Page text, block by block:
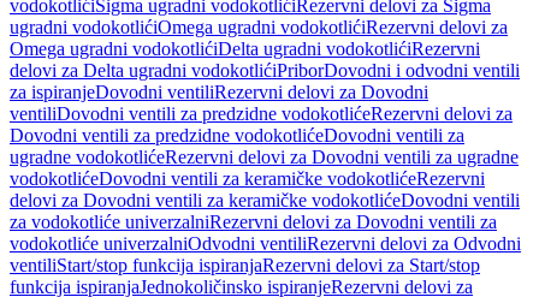
vodokotlićiSigma ugradni vodokotlićiRezervni delovi za Sigma
ugradni vodokotlićiOmega ugradni vodokotlićiRezervni delovi za
Omega ugradni vodokotlićiDelta ugradni vodokotlićiRezervni
delovi za Delta ugradni vodokotlićiPriborDovodni i odvodni ventili
za ispiranjeDovodni ventiliRezervni delovi za Dovodni
ventiliDovodni ventili za predzidne vodokotlićeRezervni delovi za
Dovodni ventili za predzidne vodokotlićeDovodni ventili za
ugradne vodokotlićeRezervni delovi za Dovodni ventili za ugradne
vodokotlićeDovodni ventili za keramičke vodokotlićeRezervni
delovi za Dovodni ventili za keramičke vodokotlićeDovodni ventili
za vodokotliće univerzalniRezervni delovi za Dovodni ventili za
vodokotliće univerzalniOdvodni ventiliRezervni delovi za Odvodni
ventiliStart/stop funkcija ispiranjaRezervni delovi za Start/stop
funkcija ispiranjaJednokoličinsko ispiranjeRezervni delovi za